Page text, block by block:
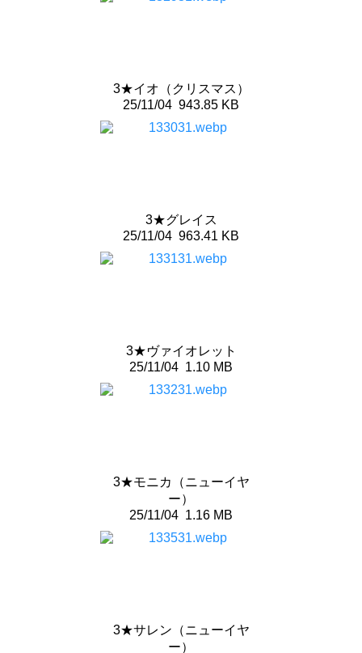
3★イオ（クリスマス）
25/11/04 943.85 KB
3★グレイス
25/11/04 963.41 KB
3★ヴァイオレット
25/11/04 1.10 MB
3★モニカ（ニューイヤ
ー）
25/11/04 1.16 MB
3★サレン（ニューイヤ
ー）